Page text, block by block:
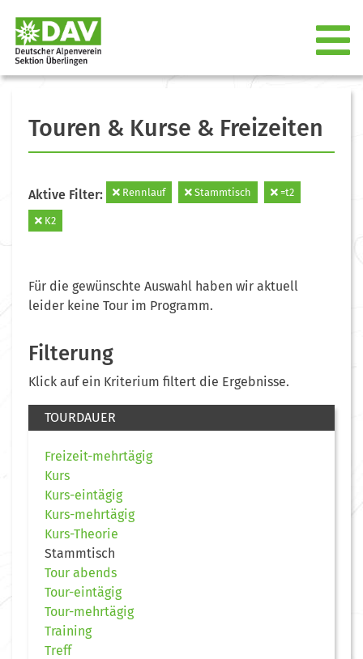
Touren & Kurse & Freizeiten
Aktive Filter: Rennlauf Stammtisch =t2
K2
Für die gewünschte Auswahl haben wir aktuell
leider keine Tour im Programm.
Filterung
Klick auf ein Kriterium filtert die Ergebnisse.
TOURDAUER
Freizeit-mehrtägig
Kurs
Kurs-eintägig
Kurs-mehrtägig
Kurs-Theorie
Stammtisch
Tour abends
Tour-eintägig
Tour-mehrtägig
Training
Treff